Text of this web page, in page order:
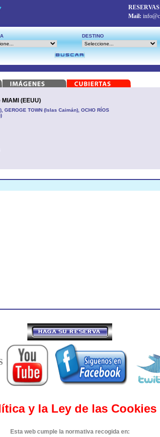
Mail:
DESTINO
(EEUU)
GEROGE TOWN (Islas Caimán), OCHO RÍOS
y la Ley de las Cookies
Esta web cumple la normativa recogida en: